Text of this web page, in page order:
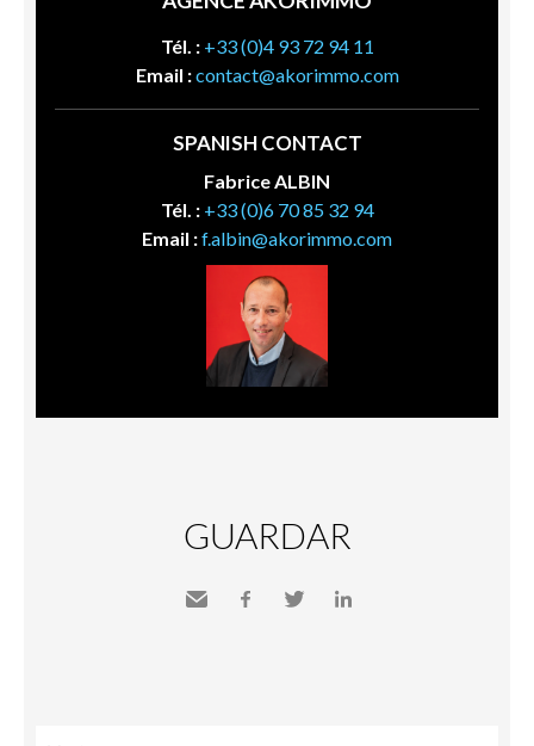
Tél. : +33 (0)4 93 72 94 11
Email :contact@akorimmo.com
SPANISH CONTACT
Fabrice ALBIN
Tél. : +33 (0)6 70 85 32 94
Email :f.albin@akorimmo.com
GUARDAR